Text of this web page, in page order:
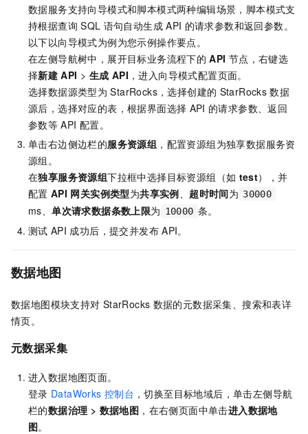
数据服务支持向导模式和脚本模式两种编辑场景，脚本模式支
持根据查询 SQL 语句自动生成 API 的请求参数和返回参数。
以下以向导模式为例为您示例操作要点。
在左侧导航树中，展开目标业务流程下的 API 节点，右键选
择新建 API > 生成 API ，进入向导模式配置页面。
选择数据源类型为 StarRocks，选择创建的 StarRocks 数据
源后，选择对应的表，根据界面选择 API 的请求参数、返回
参数等 API 配置。
单击右边侧边栏的服务资源组 ，配置资源组为独享数据服务资
源组。
在独享服务资源组下拉框中选择目标资源组（如 test），并
配置 API 网关实例类型为共享实例 超时时间为 30000
ms、单次请求数据条数上限为 10000 条。
测试 API 成功后，提交并发布 API。
数据地图
数据地图模块支持对 StarRocks 数据的元数据采集、搜索和表详
情页。
元数据采集
进入数据地图页面。
登录 DataWorks 控制台 ，切换至目标地域后，单击左侧导航
栏的数据治理 > 数据地图 ，在右侧页面中单击进入数据地
图。